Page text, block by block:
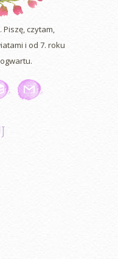
Piszę, czytam,
i od 7. roku